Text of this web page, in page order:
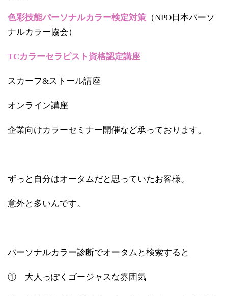
色彩技能パーソナルカラー検定対策 （NPO日本パーソ
ナルカラー協会）
TCカラーセラピスト資格認定講座
スカーフ&ストール講座
オンライン講座
企業向けカラーセミナー開催など承っております。
ずっと自分はオータムだと思っていたお客様。
意外と多いんです。
パーソナルカラー診断でオータムと検索すると
① 大人っぽくゴージャスな雰囲気